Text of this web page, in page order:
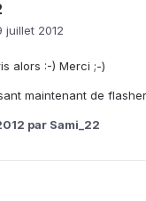
juillet 2012
alors :-) Merci ;-)
maintenant de
par Sami_22